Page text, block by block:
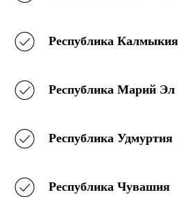
Республика Калмыкия
Республика Марий Эл
Республика Удмуртия
Республика Чувашия